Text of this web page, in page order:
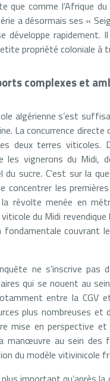
que comme l’Afrique
a désormais ses «
développe rapidement.
propriété coloniale à
complexes et
algérienne s’est
La concurrence
deux terres
vignerons du Midi,
sucre. C’est sur la
concentrer les
révolte menée en
du Midi
fondamentale couvrant
ne s’inscrive
qui se nouent au
entre la CGV
plus nombreuses
mise en perspective
manœuvre au sein des
du modèle vitivinicole